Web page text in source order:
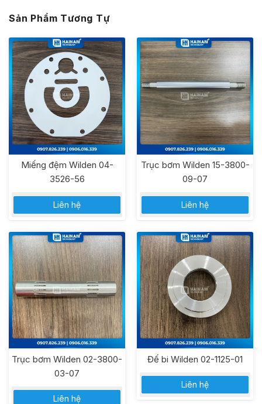
Sản Phẩm Tương Tự
Miếng đệm Wilden 04-
3526-56
Liên hệ
Trục bơm Wilden 15-3800-
09-07
Liên hệ
Trục bơm Wilden 02-3800-
03-07
Liên hệ
Đế bi Wilden 02-1125-01
Liên hệ